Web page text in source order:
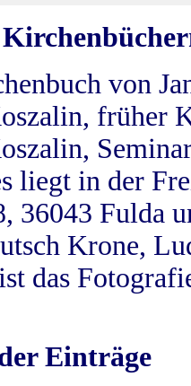
von
früher
liegt in der
36043 Fulda
Krone,
das
Einträge